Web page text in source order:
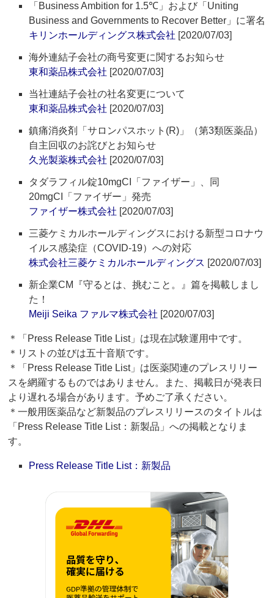
「Business Ambition for 1.5℃」および「Uniting
Business and Governments to Recover Better」に署名
キリンホールディングス株式会社 [2020/07/03]
海外連結子会社の商号変更に関するお知らせ
東和薬品株式会社 [2020/07/03]
当社連結子会社の社名変更について
東和薬品株式会社 [2020/07/03]
鎮痛消炎剤「サロンパスホット(R)」（第3類医薬品）
自主回収のお詫びとお知らせ
久光製薬株式会社 [2020/07/03]
タダラフィル錠10mgCI「ファイザー」、同
20mgCI「ファイザー」発売
ファイザー株式会社 [2020/07/03]
三菱ケミカルホールディングスにおける新型コロナウ
イルス感染症（COVID-19）への対応
株式会社三菱ケミカルホールディングス [2020/07/03]
新企業CM『守るとは、挑むこと。』篇を掲載しまし
た！
Meiji Seika ファルマ株式会社 [2020/07/03]
＊「Press Release Title List」は現在試験運用中です。
＊リストの並びは五十音順です。
＊「Press Release Title List」は医薬関連のプレスリリー
スを網羅するものではありません。また、掲載日が発表日
より遅れる場合があります。予めご了承ください。
＊一般用医薬品など新製品のプレスリリースのタイトルは
「Press Release Title List：新製品」への掲載となりま
す。
Press Release Title List：新製品